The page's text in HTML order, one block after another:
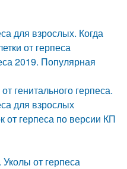
для взрослых. Когда
от герпеса
2019. Популярная
генитального герпеса.
для взрослых
от герпеса по версии КП
Уколы от герпеса